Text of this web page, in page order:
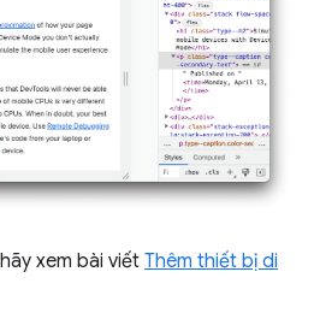
xem bài viết Thêm thiết bị di